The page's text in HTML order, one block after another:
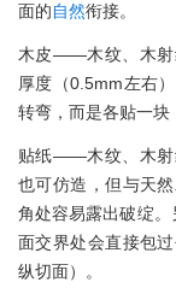
面的自然衔接。
木皮——木纹、木射
厚度（0.5mm左右
转弯，而是各贴一块
贴纸——木纹、木射
也可仿造，但与天
角处容易露出破绽
面交界处会直接包
纵切面）。